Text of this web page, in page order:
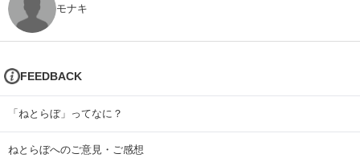
モナキ
FEEDBACK
「ねとらぼ」ってなに？
ねとらぼへのご意見・ご感想